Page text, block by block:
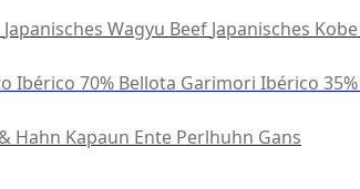
Japanisches Wagyu Beef Japanisches
Ibérico 70% Bellota Garimori Ibérico
Hahn Kapaun Ente Perlhuhn Gans